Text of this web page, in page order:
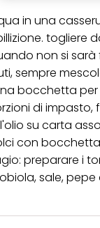
in una
togliere
non si
sempre
bocchetta
di
su carta
con bocchetta
preparare i
sale,
misurare e
Puoi trovare
collegata nel piè di
collegata nel piè di
periodo di
"modifica" di
Se fai clic su
tuoi dati personali
necessari per